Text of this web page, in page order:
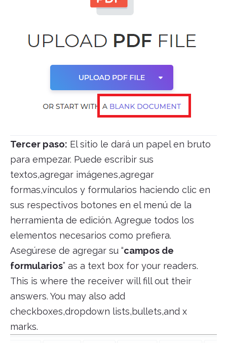
Tercer paso: El sitio le dará un papel en bruto
para empezar. Puede escribir sus
textos,agregar imágenes,agregar
formas,vínculos y formularios haciendo clic en
sus respectivos botones en el menú de la
herramienta de edición. Agregue todos los
elementos necesarios como prefiera.
Asegúrese de agregar su “campos de
formularios” as a text box for your readers.
This is where the receiver will fill out their
answers. You may also add
checkboxes,dropdown lists,bullets,and x
marks.